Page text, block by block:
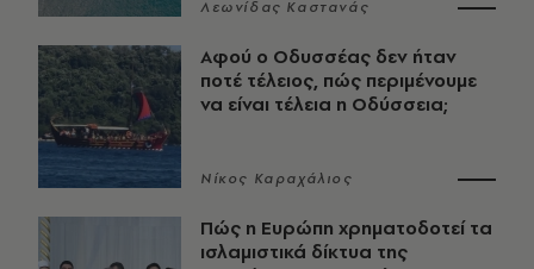
Λεωνίδας Καστανάς
Αφού ο Οδυσσέας δεν ήταν
ποτέ τέλειος, πώς περιμένουμε
να είναι τέλεια η Οδύσσεια;
Νίκος Καραχάλιος
Πώς η Ευρώπη χρηματοδοτεί τα
ισλαμιστικά δίκτυα της